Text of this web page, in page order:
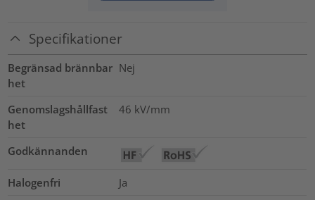
Specifikationer
Begränsad brännbar
het
Nej
Genomslagshållfast
het
46 kV/mm
Godkännanden
Halogenfri
Ja